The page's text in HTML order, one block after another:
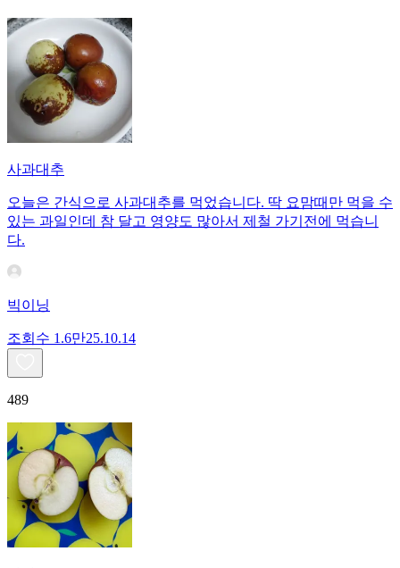
사과대추
오늘은 간식으로 사과대추를 먹었습니다. 딱 요맘때만 먹을 수
있는 과일인데 참 달고 영양도 많아서 제철 가기전에 먹습니
다.
빅이닝
조회수 1.6만25.10.14
489